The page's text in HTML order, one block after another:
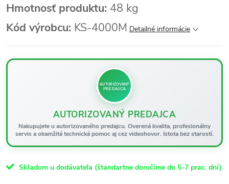
Hmotnosť produktu: 48 kg
Kód výrobcu: KS-4000M Detailné informácie
AUTORIZOVANÝ
PREDAJCA
AUTORIZOVANÝ PREDAJCA
Nakupujete u autorizovaného predajcu. Overená kvalita, profesionálny
servis a okamžitá technická pomoc aj cez videohovor. Istota bez starostí.
Skladom u dodávateľa (štandartne doručíme do 5-7 prac. dní)